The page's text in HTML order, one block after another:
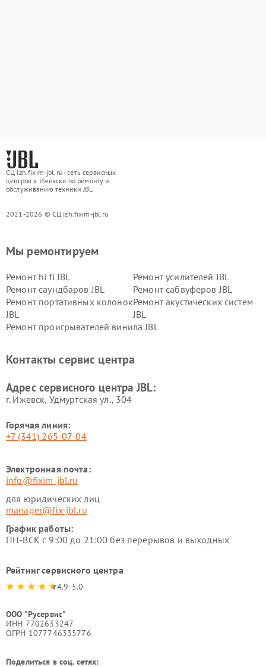
СЦ izh.fixim-jbl.ru - сеть сервисных
центров в Ижевске по ремонту и
обслуживанию техники JBL
2021-2026 © СЦ izh.fixim-jbl.ru
Мы ремонтируем
Ремонт hi fi JBL
Ремонт усилителей JBL
Ремонт саундбаров JBL
Ремонт сабвуферов JBL
Ремонт портативных колонок
JBL
Ремонт акустических систем
JBL
Ремонт проигрывателей винила JBL
Контакты сервис центра
Адрес сервисного центра JBL:
г. Ижевск, Удмуртская ул., 304
Горячая линия:
+7 (341) 265-07-04
Электронная почта:
info@fixim-jbl.ru
для юридических лиц
manager@fix-jbl.ru
График работы:
ПН-ВСК с 9:00 до 21:00 без перерывов и выходных
Рейтинг сервисного центра
4.9-5.0
ООО "Русервис"
ИНН 7702633247
ОГРН 1077746335776
Поделиться в соц. сетях: